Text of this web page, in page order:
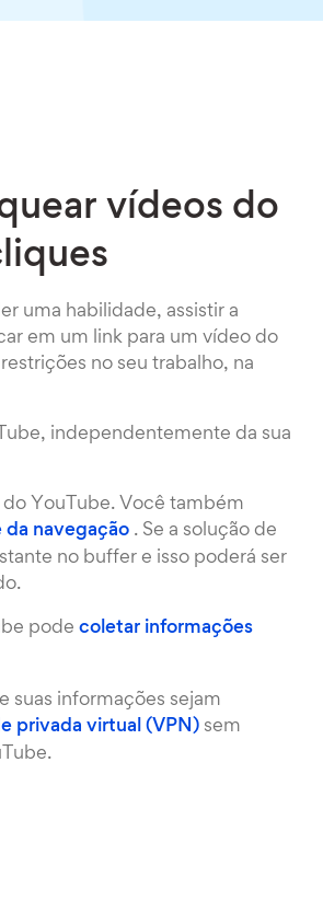
vídeos do
uma habilidade, assistir a
em um link para um vídeo do
no seu trabalho, na
independentemente da sua
YouTube. Você também
da navegação . Se a solução de
no buffer e isso poderá ser
pode coletar informações
suas informações sejam
privada virtual (VPN) sem